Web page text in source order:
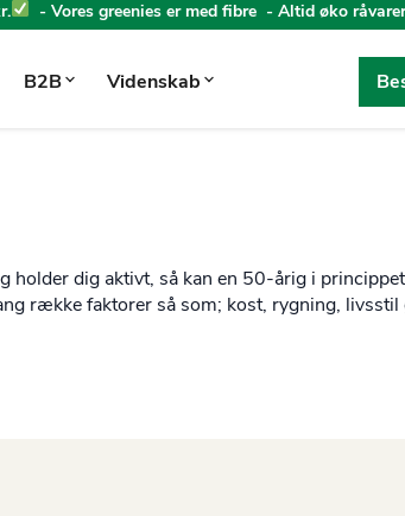
- Vores greenies er med fibre - Altid øko
B2B Videnskab
dig aktivt, så kan en 50-årig i
række faktorer så som; kost, rygning,